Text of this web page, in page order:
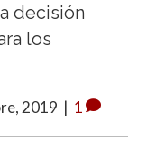
decisión
los
2019 | 1